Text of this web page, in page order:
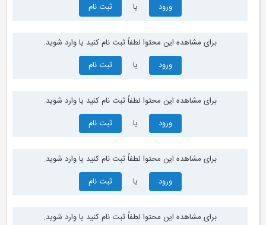
ورود
ثبت نام
برای مشاهده این محتوا لطفاً ثبت نام کنید یا وارد شوید.
ورود
ثبت نام
برای مشاهده این محتوا لطفاً ثبت نام کنید یا وارد شوید.
ورود
ثبت نام
برای مشاهده این محتوا لطفاً ثبت نام کنید یا وارد شوید.
ورود
ثبت نام
برای مشاهده این محتوا لطفاً ثبت نام کنید یا وارد شوید.